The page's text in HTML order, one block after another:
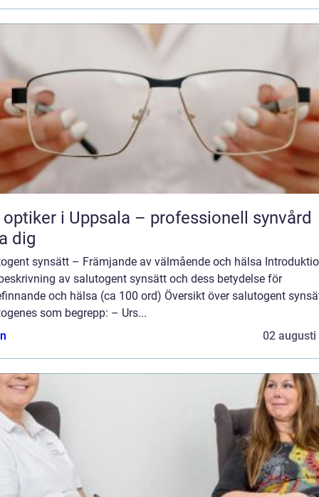
optiker i Uppsala – professionell synvård
dig
synsätt – Främjande av välmående och hälsa
av salutogent synsätt och dess betydelse för
och hälsa (ca 100 ord) Översikt över salutogent
som begrepp: – Urs...
02 augusti